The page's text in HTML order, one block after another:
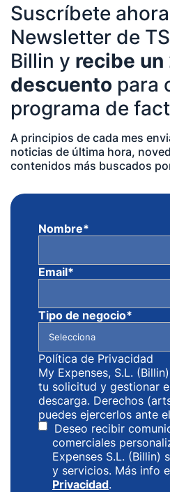
Suscríbete
Newsletter de
Billin y recibe un
descuento para
programa de
A principios de cada mes
noticias de última hora,
contenidos más buscados
Nombre*
Email*
Tipo de negocio*
Política de Privacidad
My Expenses, S.L.
tu solicitud y gestionar
descarga. Derechos
puedes ejercerlos ante
Deseo recibir
comerciales
Expenses S.L. (Billin)
y servicios. Más info
Privacidad.